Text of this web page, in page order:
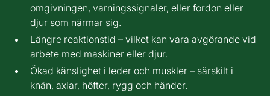
omgivningen, varningssignaler, eller fordon eller
djur som närmar sig.
Längre reaktionstid – vilket kan vara avgörande vid
arbete med maskiner eller djur.
Ökad känslighet i leder och muskler – särskilt i
knän, axlar, höfter, rygg och händer.